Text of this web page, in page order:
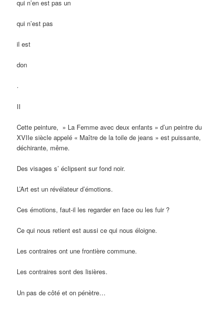
qui n’en est pas un
qui n’est pas
il est
don
.
II
Cette peinture, » La Femme avec deux enfants » d’un peintre du
XVIIe siècle appelé « Maître de la toile de jeans » est puissante,
déchirante, même.
Des visages s’ éclipsent sur fond noir.
L’Art est un révélateur d’émotions.
Ces émotions, faut-il les regarder en face ou les fuir ?
Cequi nous retient est aussi ce qui nous éloigne.
Les contraires ont une frontière commune.
Les contraires sont des lisières.
Un pas de côté et on pénètre…